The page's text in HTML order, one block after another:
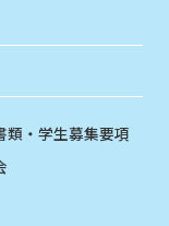
類・学生募集要項